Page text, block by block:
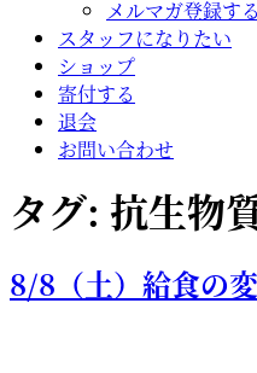
メルマガ登録する
スタッフになりたい
ショップ
寄付する
退会
お問い合わせ
タグ: 抗生物
8/8（土）給食の